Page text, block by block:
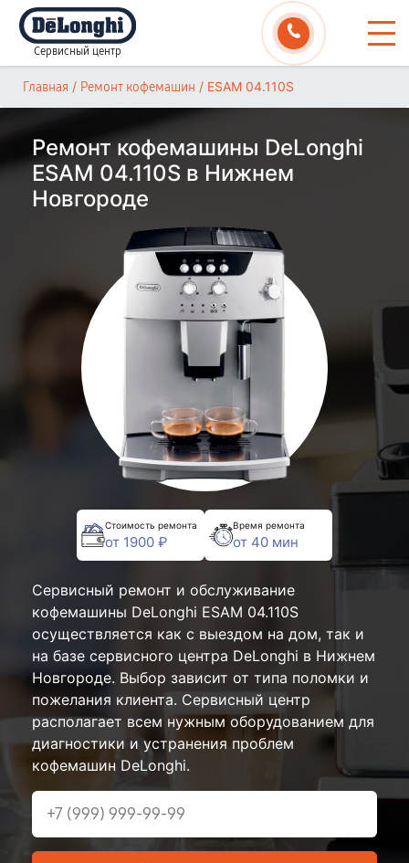
Сервисный центр
Главная / Ремонт кофемашин / ESAM 04.110S
Ремонт кофемашины DeLonghi
ESAM 04.110S в Нижнем
Новгороде
Стоимость ремонта
от 1900 ₽
Время ремонта
от 40 мин
Сервисный ремонт и обслуживание
кофемашины DeLonghi ESAM 04.110S
осуществляется как с выездом на дом, так и
на базе сервисного центра DeLonghi в Нижнем
Новгороде. Выбор зависит от типа поломки и
пожелания клиента. Сервисный центр
располагает всем нужным оборудованием для
диагностики и устранения проблем
кофемашин DeLonghi.